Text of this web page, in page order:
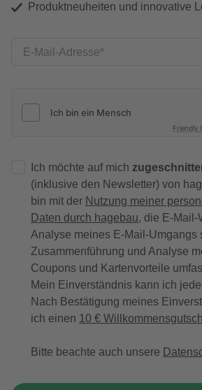
Produktneuheiten und innovative
E-Mail-Adresse
Friendly
Ich möchte auf mich
(inklusive den Newsletter) von
bin mit der Nutzung meiner
Daten durch hagebau, die E-Mail-
Analyse meines E-Mail-Umgangs
Zusammenführung und Analyse
Coupons und Kartenvorteile
Mein Einverständnis kann ich
Nach Bestätigung meines
ich einen 10 €
Bitte beachte auch unsere